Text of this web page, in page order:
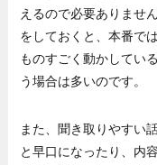
えるので必要ありませ
をしておくと、本番で
ものすごく動かしてい
う場合は多いのです。
また、聞き取りやすい
と早口になったり、内